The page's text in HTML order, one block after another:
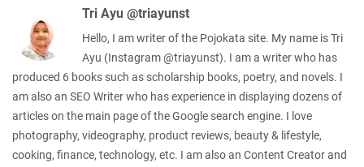
Tri Ayu @triayunst
Hello, I am writer of the Pojokata site. My name is Tri
Ayu (Instagram @triayunst). I am a writer who has
produced 6 books such as scholarship books, poetry, and novels. I
am also an SEO Writer who has experience in displaying dozens of
articles on the main page of the Google search engine. I love
photography, videography, product reviews, beauty & lifestyle,
cooking, finance, technology, etc. I am also an Content Creator and